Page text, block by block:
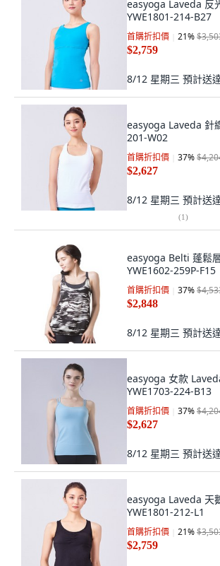
easyoga Laveda 反
YWE1801-214-B27
首購折扣價 21%
$2,759
8/12 星期三 預計送
easyoga Laveda 針
201-W02
首購折扣價 37%
$2,627
8/12 星期三 預計送
(1)
easyoga Belti 蓬鬆
YWE1602-259P-F15
首購折扣價 37%
$2,848
8/12 星期三 預計送
easyoga 女款
YWE1703-224-B13
首購折扣價 37%
$2,627
8/12 星期三 預計送
easyoga Laveda 天
YWE1801-212-L1
首購折扣價 21%
$2,759